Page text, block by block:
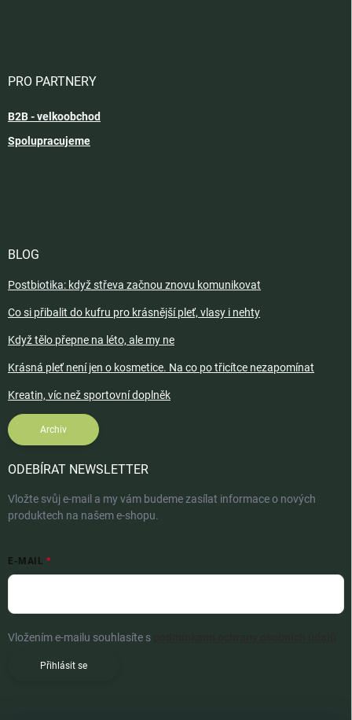
PRO PARTNERY
B2B - velkoobchod
Spolupracujeme
BLOG
Postbiotika: když střeva začnou znovu komunikovat
Co si přibalit do kufru pro krásnější pleť, vlasy i nehty
Když tělo přepne na léto, ale my ne
Krásná pleť není jen o kosmetice. Na co po třicítce nezapomínat
Kreatin, víc než sportovní doplněk
Archiv
ODEBÍRAT NEWSLETTER
Vložte svůj e-mail a my vám budeme zasílat informace o nových
produktech na našem e-shopu.
E-MAIL
Vložením e-mailu souhlasíte s
Přihlásit se